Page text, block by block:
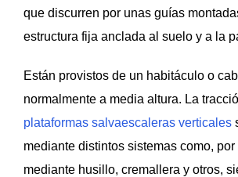
que discurren por unas guías
estructura fija anclada al suelo y a la
Están provistos de un habitáculo o
normalmente a media altura. La
plataformas salvaescaleras verticales
mediante distintos sistemas como, por
mediante husillo, cremallera y otros,